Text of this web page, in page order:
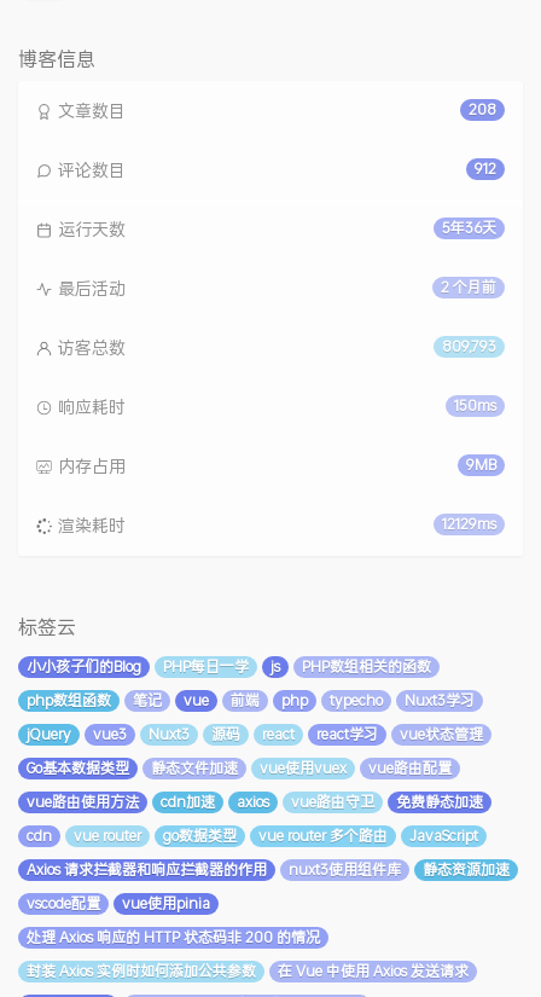
博客信息
208
文章数目
912
评论数目
5年36天
运行天数
2 个月前
最后活动
809,793
访客总数
150ms
响应耗时
9MB
内存占用
12129ms
渲染耗时
标签云
小小孩子们的Blog PHP每日一学 js
PHP数组相关的函数
php数组函数
笔记 vue 前端 php typecho
Nuxt3学习
jQuery
vue3 Nuxt3 源码 react react学习
vue状态管理
Go基本数据类型
静态文件加速 vue使用vuex
vue路由配置
vue路由使用方法
cdn加速 axios vue路由守卫
免费静态加速
cdn
vue router go数据类型 vue router 多个路由
JavaScript
Axios 请求拦截器和响应拦截器的作用
nuxt3使用组件库
静态资源加速
vscode配置
vue使用pinia
处理 Axios 响应的 HTTP 状态码非 200 的情况
封装 Axios 实例时如何添加公共参数
在 Vue 中使用 Axios 发送请求